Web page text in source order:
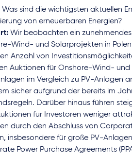
Was sind die wichtigsten aktuellen
von erneuerbaren Energien?
Wir beobachten ein
Wind- und Solarprojekten in
Anzahl von
Auktionen für Onshore-Wind-
im Vergleich zu PV-Anlagen
sicher aufgrund der bereits im
Darüber hinaus führen
für Investoren weniger
durch den Abschluss von
insbesondere für große PV-
Power Purchase Agreements